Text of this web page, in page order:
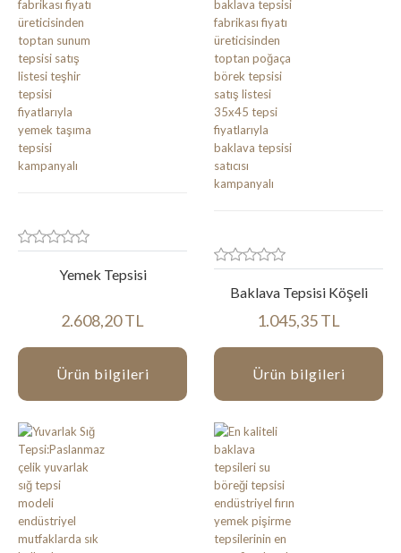
Yemek Tepsisi
2.608,20 TL
Ürün bilgileri
Baklava Tepsisi Köşeli
1.045,35 TL
Ürün bilgileri